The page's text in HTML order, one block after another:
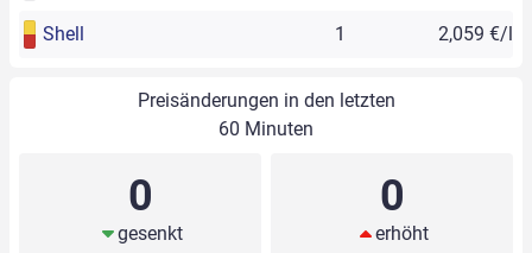
Shell 1 2,059 €/l
Preisänderungen in den letzten
60 Minuten
0
gesenkt
0
erhöht